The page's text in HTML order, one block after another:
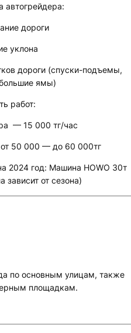
автогрейдера:
дороги
уклона
дороги (спуски-подъемы,
ямы)
работ:
— 15 000 тг/час
50 000 — до 60 000тг
2024 год: Машина HOWO 30т
от сезона)
по основным улицам, также
площадкам.